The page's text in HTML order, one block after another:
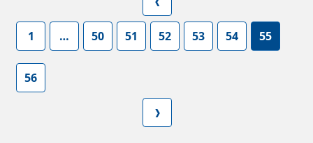
1 … 50 51 52 53 54 55
56